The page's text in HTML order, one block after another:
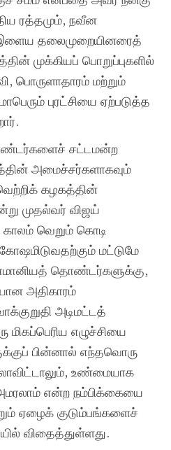
ரத்தமும், நவீன
தலைமுறையினரைத்
முக்கியப் பொறுப்புகளில்
பொருளாதாரம் மற்றும்
புரட்சியை ஏற்படுத்த
சட்டமன்ற
அமைச்சர்களாகவும்
கழகத்தின்
முதல்வர் விஜய்
வெறும் கொடி
மட்டுமே
தொண்டர்களுக்கு,
அதிகாரம்
அடிமட்டத்
எழுச்சியை
பின்னால் எந்தவொரு
உண்மையாக
என்ற நம்பிக்கையை
ஏழைக் குடும்பங்களைச்
விதைத்துள்ளது.